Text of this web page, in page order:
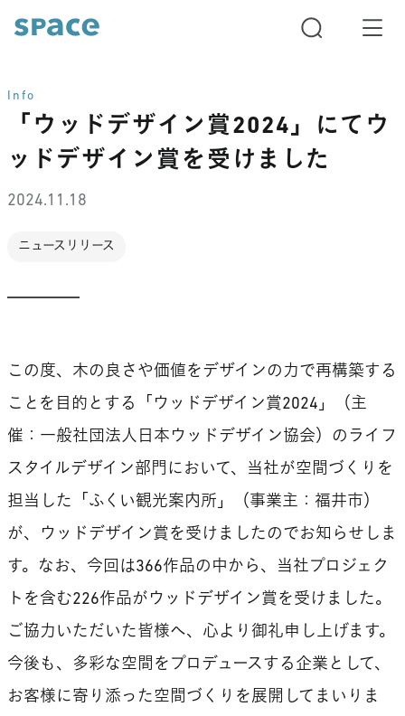
Info
「ウッドデザイン賞2024」にてウ
ッドデザイン賞を受けました
2024.11.18
ニュースリリース
この度、木の良さや価値をデザインの力で再構築する
ことを目的とする「ウッドデザイン賞2024」（主
催：一般社団法人日本ウッドデザイン協会）のライフ
スタイルデザイン部門において、当社が空間づくりを
担当した「ふくい観光案内所」（事業主：福井市）
が、ウッドデザイン賞を受けましたのでお知らせしま
す。なお、今回は366作品の中から、当社プロジェク
トを含む226作品がウッドデザイン賞を受けました。
ご協力いただいた皆様へ、心より御礼申し上げます。
今後も、多彩な空間をプロデュースする企業として、
お客様に寄り添った空間づくりを展開してまいりま